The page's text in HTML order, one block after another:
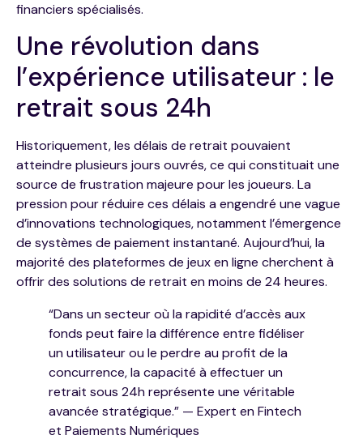
financiers spécialisés.
Une révolution dans
l’expérience utilisateur : le
retrait sous 24h
Historiquement, les délais de retrait pouvaient
atteindre plusieurs jours ouvrés, ce qui constituait une
source de frustration majeure pour les joueurs. La
pression pour réduire ces délais a engendré une vague
d’innovations technologiques, notamment l’émergence
de systèmes de paiement instantané. Aujourd’hui, la
majorité des plateformes de jeux en ligne cherchent à
offrir des solutions de retrait enmoins de 24 heures.
“Dans un secteur où la rapidité d’accès aux
fonds peut faire la différence entre fidéliser
un utilisateur ou le perdre au profit de la
concurrence, la capacité à effectuer un
retrait sous 24h représente une véritable
avancée stratégique.” — Expert en Fintech
et Paiements Numériques